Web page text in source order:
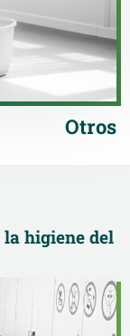
Otros
la higiene del